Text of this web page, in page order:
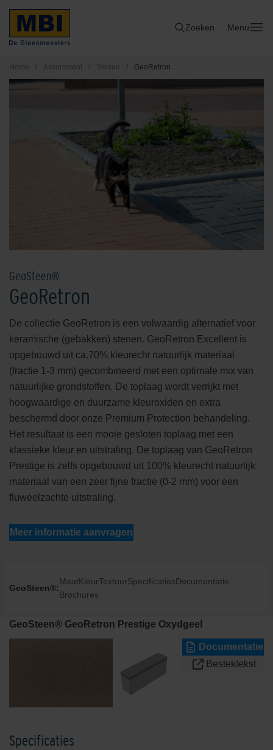
Zoeken Menu
Home / Assortiment / Stenen / GeoRetron
GeoSteen®
GeoRetron
De collectie GeoRetron is een volwaardig alternatief voor
keramische (gebakken) stenen. GeoRetron Excellent is
opgebouwd uit ca.70% kleurecht natuurlijk materiaal
(fractie 1-3 mm) gecombineerd met een optimale mix van
natuurlijke grondstoffen. De toplaag wordt verrijkt met
hoogwaardige en duurzame kleuroxiden en extra
beschermd door onze Premium Protection behandeling.
Het resultaat is een mooie gesloten toplaag met een
klassieke kleur en uitstraling. De toplaag van GeoRetron
Prestige is zelfs opgebouwd uit 100% kleurecht natuurlijk
materiaal van een zeer fijne fractie (0-2 mm) voor een
fluweelzachte uitstraling.
Meer informatie aanvragen
GeoSteen®:
MaatKleurTextuurSpecificatiesDocumentatie
Brochures
GeoSteen® GeoRetron Prestige Oxydgeel
Documentatie
Bestektekst
Specificaties